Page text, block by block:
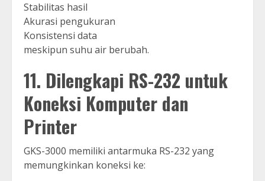
Stabilitas hasil
Akurasi pengukuran
Konsistensi data
meskipun suhu air berubah.
11. Dilengkapi RS-232 untuk
Koneksi Komputer dan
Printer
GKS-3000 memiliki antarmuka RS-232 yang
memungkinkan koneksi ke: